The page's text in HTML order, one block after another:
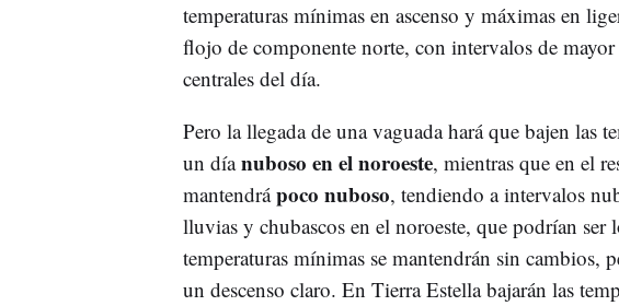
temperaturas mínimas en ascenso y máximas en
flojo de componente norte, con intervalos de
centrales del día.
Pero la llegada de una vaguada hará que bajen las
un díanuboso en el noroeste, mientras que en el
mantendrápoco nuboso, tendiendo a intervalos
lluvias y chubascos en el noroeste, que podrían ser
temperaturas mínimas se mantendrán sin cambios,
un descenso claro. En Tierra Estella bajarán las